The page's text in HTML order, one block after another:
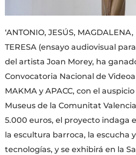
‘ANTONIO, JESÚS,
TERESA (ensayo audiovisual
del artista Joan Morey, ha
Convocatoria Nacional de
MAKMA y APACC, con el
Museus de la Comunitat
5.000 euros, el proyecto indaga
la escultura barroca, la escucha
tecnologías, y se exhibirá en la